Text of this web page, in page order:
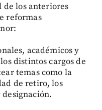
los anteriores
reformas
académicos y
distintos cargos de
temas como la
de retiro, los